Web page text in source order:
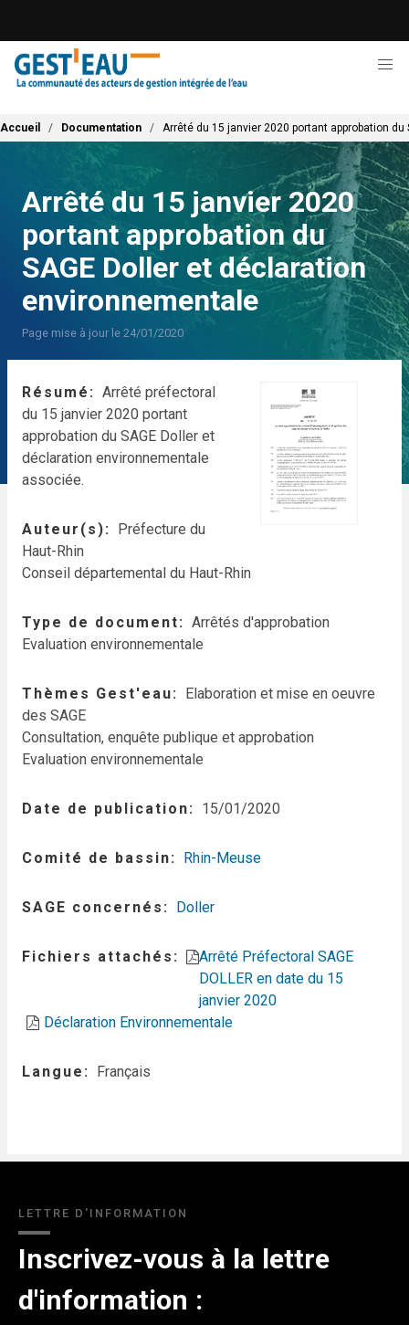
contenu
principal
Fil d'Ariane
Accueil Documentation Arrêté du 15 janvier 2020 portant approbation
Arrêté du 15 janvier 2020
portant approbation du
SAGE Doller et déclaration
environnementale
Page mise à jour le 24/01/2020
Résumé
Arrêté préfectoral
du 15 janvier 2020 portant
approbation du SAGE Doller et
déclaration environnementale
associée.
Auteur(s)
Préfecture du
Haut-Rhin
Conseil départemental du Haut-Rhin
Type de document
Arrêtés d'approbation
Evaluation environnementale
Thèmes Gest'eau
Elaboration et mise en oeuvre
des SAGE
Consultation, enquête publique et approbation
Evaluation environnementale
Date de publication 15/01/2020
Comité de bassin Rhin-Meuse
SAGE concernés Doller
Fichiers attachés
Arrêté Préfectoral SAGE
DOLLER en date du 15
janvier 2020
Déclaration Environnementale
Langue Français
LETTRE D'INFORMATION
Inscrivez-vous à la lettre
d'information :